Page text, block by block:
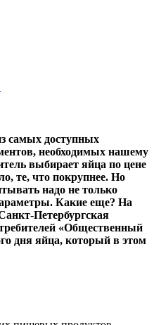
самых доступных
необходимых нашему
выбирает яйца по цене
те, что покрупнее. Но
надо не только
Какие еще? На
Петербургская
«Общественный
дня яйца, который в этом